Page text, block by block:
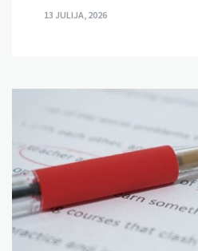
13 JULIJA, 2026